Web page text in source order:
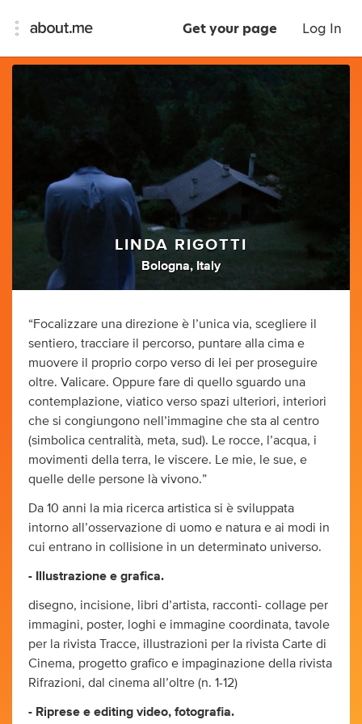
Get your page Log In
LINDA RIGOTTI
Bologna, Italy
“Focalizzare una direzione è l’unica via, scegliere il
sentiero, tracciare il percorso, puntare alla cima e
muovere il proprio corpo verso di lei per proseguire
oltre. Valicare. Oppure fare di quello sguardo una
contemplazione, viatico verso spazi ulteriori, interiori
che si congiungono nell’immagine che sta al centro
(simbolica centralità, meta, sud). Le rocce, l’acqua, i
movimenti della terra, le viscere. Le mie, le sue, e
quelle delle persone là vivono.”
Da 10 anni la mia ricerca artistica si è sviluppata
intorno all’osservazione di uomo e natura e ai modi in
cui entrano in collisione in un determinato universo.
- Illustrazione e grafica.
disegno, incisione, libri d’artista, racconti- collage per
immagini, poster, loghi e immagine coordinata, tavole
per la rivista Tracce, illustrazioni per la rivista Carte di
Cinema, progetto grafico e impaginazione della rivista
Rifrazioni, dal cinema all’oltre (n. 1-12)
- Riprese e editing video, fotografia.